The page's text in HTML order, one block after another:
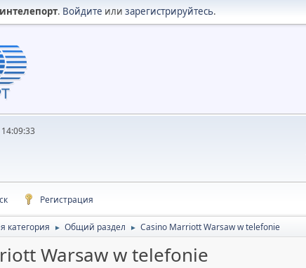
. Войдите или зарегистрируйтесь.
Регистрация
категория ► Общий раздел ► Casino Marriott Warsaw w telefonie
Warsaw w telefonie